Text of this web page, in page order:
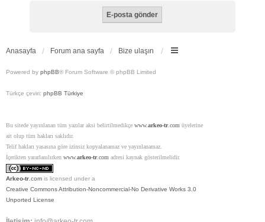
Anasayfa Forum ana sayfa Bize ulaşın
Powered by phpBB® Forum Software © phpBB Limited
Türkçe çeviri: phpBB Türkiye
Bu sitede yayınlanan tüm yazılar aksi belirtilmedikçe www.arkeo-tr.com üyelerine
ait olup tüm hakları saklıdır.
Telif hakları yasasına göre izinsiz kopyalanamaz ve yayınlanamaz.
İçerikten yararlanılırken www.arkeo-tr.com adresi kaynak gösterilmelidir.
Arkeo-tr .com is licensed under a
Creative Commons Attribution-Noncommercial-No Derivative Works 3.0
Unported License